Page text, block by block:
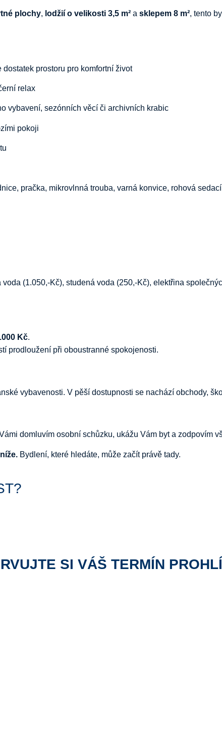
plochy, lodžií o velikosti 3,5 m² a sklepem 8 m², tento
dostatek prostoru pro komfortní život
relax
vybavení, sezónních věcí či archivních krabic
pokoji
pračka, mikrovlnná trouba, varná konvice, rohová
(1.050,-Kč), studená voda (250,-Kč), elektřina
Kč.
prodloužení při oboustranné spokojenosti.
vybavenosti. V pěší dostupnosti se nachází obchody,
domluvím osobní schůzku, ukážu Vám byt a zodpovím
Bydlení, které hledáte, může začít právě tady.
SI VÁŠ TERMÍN